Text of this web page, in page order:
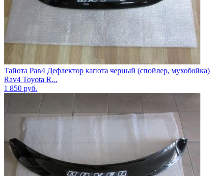
Тайота Рав4 Дефлектор капота черный (спойлер, мухобойка)
Rav4 Toyota R...
1 850 руб.